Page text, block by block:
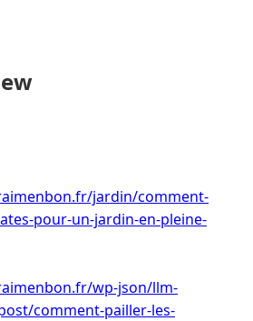
jardin/comment-
pour-un-jardin-en-pleine-
wp-json/llm-
comment-pailler-les-